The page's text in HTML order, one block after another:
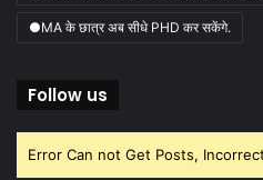
●MA के छात्र अब सीधे PHD कर सकेंगे.
Follow us
Error Can not Get Posts,